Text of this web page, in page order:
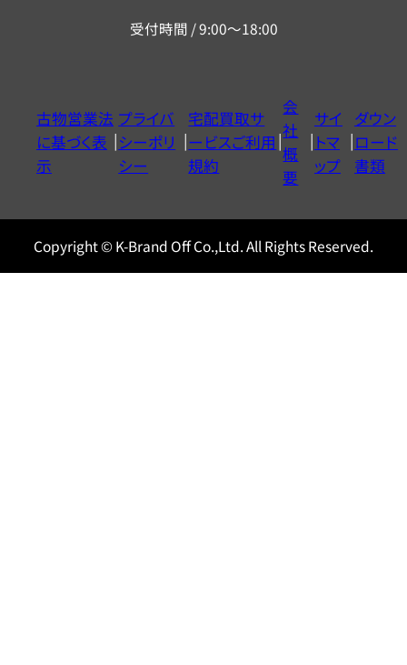
ー
ヤ
ル
0120604117
受付時間 / 9:00～18:00
古物営業法
に基づく表
示
プライバ
シーポリ
シー
宅配買取サ
ービスご利用
規約
会
社
概
要
サイ
トマ
ップ
ダウン
ロード
書類
Copyright © K-Brand Off Co.,Ltd. All Rights Reserved.